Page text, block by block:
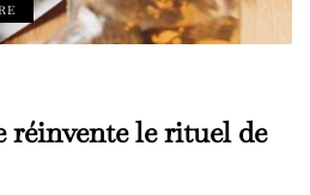
réinvente le rituel de